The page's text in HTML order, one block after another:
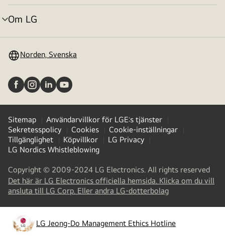
Om LG
menyväxling
Norden, Svenska
Sitemap
Användarvillkor för LGE:s tjänster
Sekretesspolicy
Cookies
Cookie-inställningar
Tillgänglighet
Köpvillkor
LG Privacy
LG Nordics Whistleblowing
Copyright © 2009-2024 LG Electronics. All rights reserved
Det här är LG Electronics officiella hemsida. Klicka om du vill
ansluta till LG Corp. Eller andra LG-dotterbolag(
a
new
tab
LG Jeong-Do Management Ethics Hotline
opens